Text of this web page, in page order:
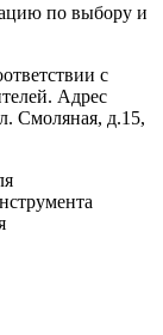
по выбору и
с
Адрес
Смоляная, д.15,